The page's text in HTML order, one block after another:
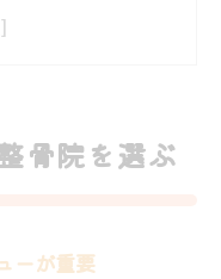
の方法
院予約の流れ
骨院を選ぶ
ーが重要